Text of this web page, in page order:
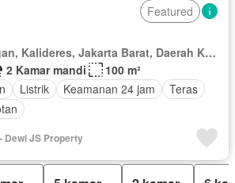
Featured
RW 13, Pegadungan, Kalideres, Jakarta Barat, Daerah Khusus Ibukota Jakarta
2 Kamar mandi
100 m²
Listrik Keamanan 24 jam
Teras
Dewi JS Property